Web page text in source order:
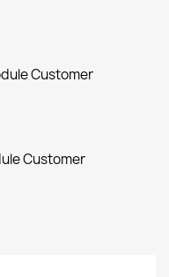
Customer
Customer